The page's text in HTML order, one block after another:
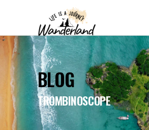
BLOG
TROMBINOSCOPE